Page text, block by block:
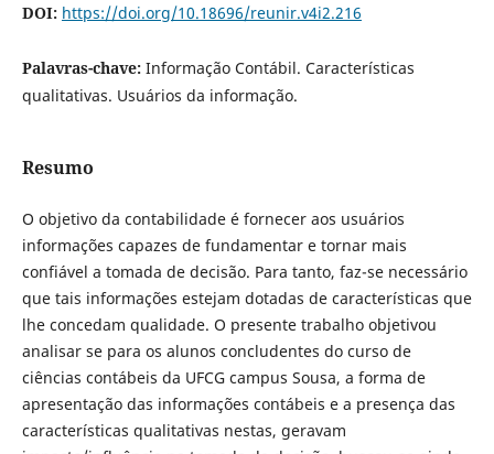
DOI: https://doi.org/10.18696/reunir.v4i2.216
Palavras-chave: Informação Contábil. Características
qualitativas. Usuários da informação.
Resumo
O objetivo da contabilidade é fornecer aos usuários
informações capazes de fundamentar e tornar mais
confiável a tomada de decisão. Para tanto, faz-se necessário
que tais informações estejam dotadas de características que
lhe concedam qualidade. O presente trabalho objetivou
analisar se para os alunos concludentes do curso de
ciências contábeis da UFCG campus Sousa, a forma de
apresentação das informações contábeis e a presença das
características qualitativas nestas, geravam